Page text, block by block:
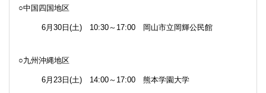
○中国四国地区
6 月 30 日 (土) 10:30～ 17:00 岡山市立岡輝公民館
○九州沖縄地区
6 月 23 日 (土) 14:00～ 17:00 熊本学園大学